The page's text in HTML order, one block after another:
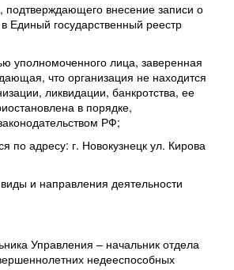
подтверждающего внесение записи о
Единый государственный реестр
уполномоченного лица, заверенная
что организация не находится
ликвидации, банкротства, ее
в порядке,
РФ;
по адресу: г. Новокузнецк ул. Кирова
и направления деятельности
Управления – начальник отдела
недееспособных